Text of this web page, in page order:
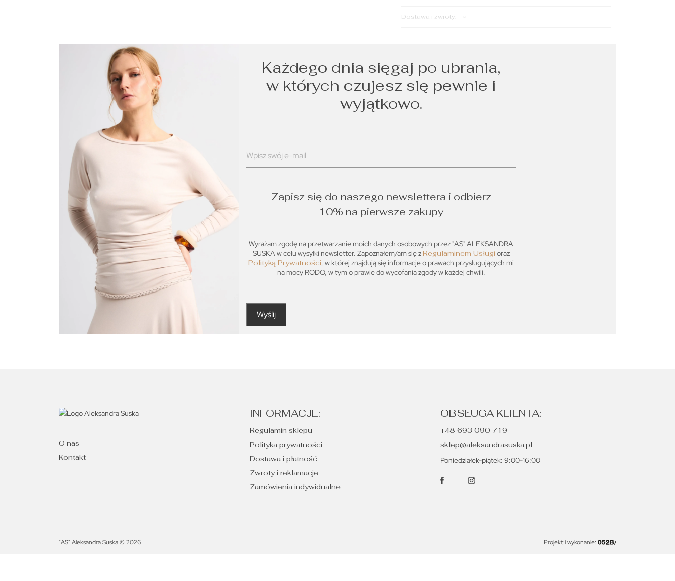
Dostawa i zwroty:
Każdego dnia sięgaj po ubrania,
w których czujesz się pewnie i
wyjątkowo.
Zapisz się do naszego newslettera i odbierz
10% na pierwsze zakupy
Wyrażam zgodę na przetwarzanie moich danych osobowych przez "AS" ALEKSANDRA
SUSKA w celu wysyłki newsletter. Zapoznałem/am się zRegulaminem Usługi oraz
Polityką Prywatności, w której znajdują się informacje o prawach przysługujących mi
na mocy RODO, w tym o prawie do wycofania zgody w każdej chwili.
O nas
Kontakt
INFORMACJE:
Regulamin sklepu
Polityka prywatności
Dostawa i płatność
Zwroty i reklamacje
Zamówienia indywidualne
OBSŁUGA KLIENTA:
+48 693 090 719
sklep@aleksandrasuska.pl
Poniedziałek-piątek: 9:00-16:00
"AS" Aleksandra Suska © 2026 Projekt i wykonanie: